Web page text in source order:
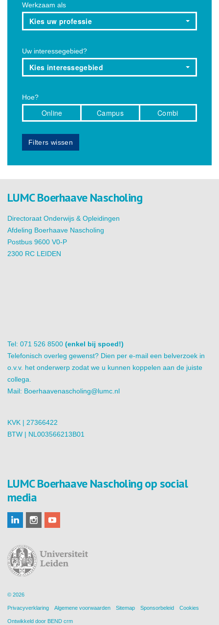
Werkzaam als
Kies uw professie
Uw interessegebied?
Kies interessegebied
Hoe?
Online Campus Combi
Filters wissen
LUMC Boerhaave Nascholing
Directoraat Onderwijs & Opleidingen
Afdeling Boerhaave Nascholing
Postbus 9600 V0-P
2300 RC LEIDEN
Tel: 071 526 8500 (enkel bij spoed!)
Telefonisch overleg gewenst? Dien per e-mail een belverzoek in
o.v.v. het onderwerp zodat we u kunnen koppelen aan de juiste
collega.
Mail: Boerhaavenascholing@lumc.nl
KVK | 27366422
BTW | NL003566213B01
LUMC Boerhaave Nascholing op social
media
© 2026
Privacyverklaring Algemene voorwaarden Sitemap Sponsorbeleid Cookies
Ontwikkeld door BEND crm